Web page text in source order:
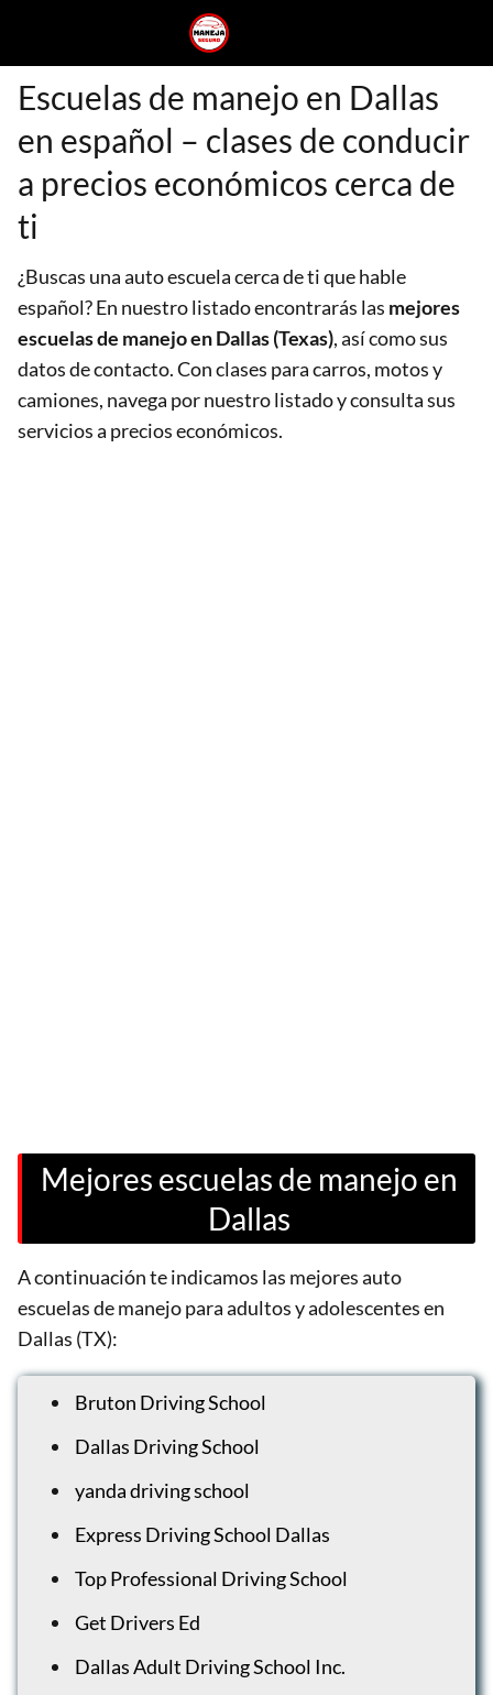
Escuelas de manejo en Dallas
en español – clases de conducir
a precios económicos cerca de
ti
¿Buscas una auto escuela cerca de ti que hable
español? En nuestro listado encontrarás las mejores
escuelas de manejo en Dallas (Texas), así como sus
datos de contacto. Con clases para carros, motos y
camiones, navega por nuestro listado y consulta sus
servicios a precios económicos.
Mejores escuelas de manejo en
Dallas
A continuación te indicamos las mejores auto
escuelas de manejo para adultos y adolescentes en
Dallas (TX):
Bruton Driving School
Dallas Driving School
yanda driving school
Express Driving School Dallas
Top Professional Driving School
Get Drivers Ed
Dallas Adult Driving School Inc.